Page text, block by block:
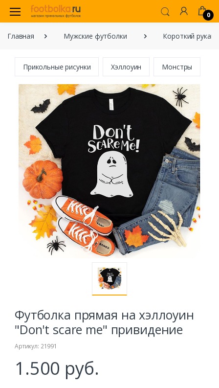
0
Главная Мужские футболки Короткий рукав
Прикольные рисунки Хэллоуин Монстры
Футболка прямая на хэллоуин
"Don't scare me" привидение
Артикул: 21991
1.500 руб.